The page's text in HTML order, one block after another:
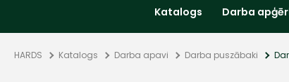
Katalogs Darba
HARDS Katalogs Darba apavi Darba puszābaki